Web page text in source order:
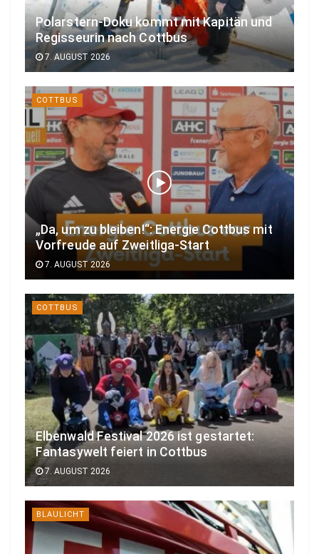
Polarstern-Doku kommt mit Kapitän und
Regisseurin nach Cottbus
7. AUGUST 2026
COTTBUS
„Da, um zu bleiben!“: Energie Cottbus mit
Vorfreude auf Zweitliga-Start
7. AUGUST 2026
COTTBUS
Elbenwald Festival 2026 ist gestartet:
Fantasywelt feiert in Cottbus
7. AUGUST 2026
BLAULICHT